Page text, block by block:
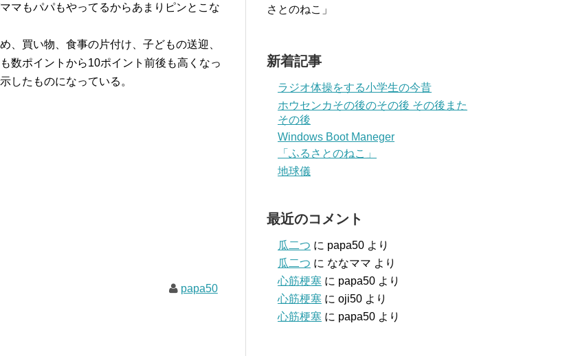
マもパパもやってるからあまりピンとこな
、買い物、食事の片付け、子どもの送迎、
数ポイントから10ポイント前後も高くなっ
したものになっている。
papa50
さとのねこ」
新着記事
ラジオ体操をする小学生の今昔
ホウセンカその後のその後 その後また
その後
Windows Boot Maneger
「ふるさとのねこ」
地球儀
最近のコメント
瓜二つ に papa50 より
瓜二つ に ななママ より
心筋梗塞 に papa50 より
心筋梗塞 に oji50 より
心筋梗塞 に papa50 より